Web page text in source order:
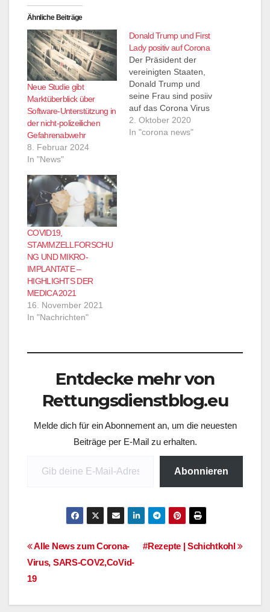
Ähnliche Beiträge
Neue Studie gibt
Marktüberblick über
Software-Unterstützung in
der nicht-polizeilichen
Gefahrenabwehr
8. Februar 2024
In "News"
Donald Trump und First
Lady positiv auf Corona
Der Präsident der
vereinigten Staaten,
Donald Trump und
seine Frau sind posiiv
auf das Corona Virus
getestet worden.
Nachdem sie engen
2. Oktober 2020
In "corona news"
COVID19,
STAMMZELLFORSCHU
NG UND MIKRO-
IMPLANTATE –
HIGHLIGHTS DER
MEDICA 2021
16. November 2021
In "Nachrichten"
Entdecke mehr von
Rettungsdienstblog.eu
Melde dich für ein Abonnement an, um die neuesten
Beiträge per E-Mail zu erhalten.
Abonnieren
Beitragsnavigation
#Rezepte | Schichtkohl
Alle News zum Corona-
Virus, SARS-COV2,CoVid-
19